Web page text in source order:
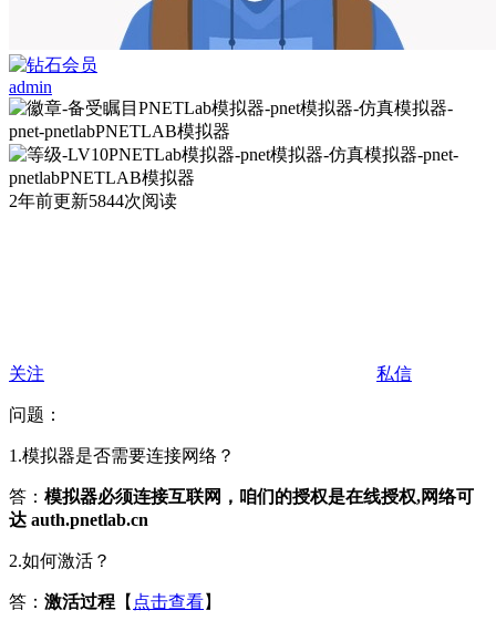
admin
2年前更新5844次阅读
关注 私信
问题：
1.模拟器是否需要连接网络？
答： 模拟器必须连接互联网，咱们的授权是在线授权,网络可
达 auth.pnetlab.cn
2.如何激活？
答： 激活过程 【 点击查看】